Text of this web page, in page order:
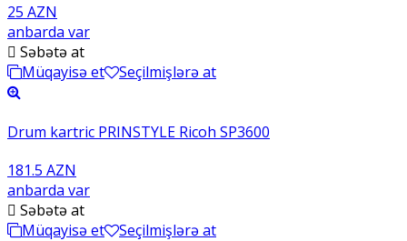
25 AZN
anbarda var
Səbətə at
Müqayisə et
Seçilmişlərə at
Drum kartric PRINSTYLE Ricoh SP3600
181.5 AZN
anbarda var
Səbətə at
Müqayisə et
Seçilmişlərə at